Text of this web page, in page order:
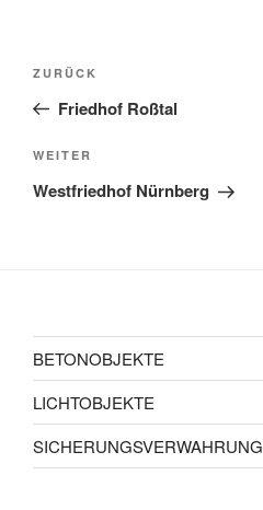
Beitragsnavigation
Vorheriger
Beitrag
ZURÜCK
Friedhof Roßtal
Nächster
Beitrag
WEITER
Westfriedhof Nürnberg
BETONOBJEKTE
LICHTOBJEKTE
SICHERUNGSVERWAHRUNG